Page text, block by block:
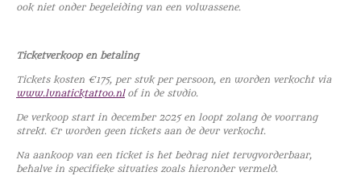
ook niet onder begeleiding van een volwassene.
Ticketverkoop en betaling
Tickets kosten €175, per stuk per persoon, en worden verkocht via
www.lunaticktattoo.nlof in de studio.
De verkoop start in december 2025 en loopt zolang de voorrang
strekt. Er worden geen tickets aan de deur verkocht.
Na aankoop van een ticket is het bedrag niet terugvorderbaar,
behalve in specifieke situaties zoals hieronder vermeld.